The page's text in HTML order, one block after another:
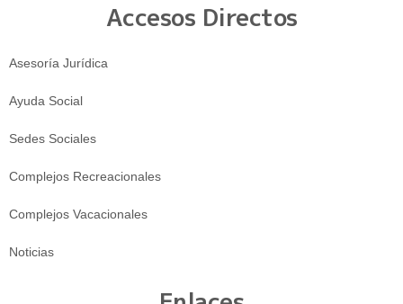
Accesos Directos
Asesoría Jurídica
Ayuda Social
Sedes Sociales
Complejos Recreacionales
Complejos Vacacionales
Noticias